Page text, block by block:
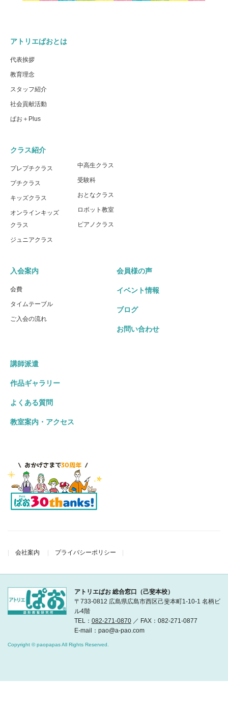
アトリエぱおとは
代表挨拶
教育理念
スタッフ紹介
社会貢献活動
ぱお＋Plus
クラス紹介
プレプチクラス
プチクラス
キッズクラス
オンラインキッズ
クラス
ジュニアクラス
中高生クラス
受験科
おとなクラス
ロボット教室
ピアノクラス
入会案内
会費
タイムテーブル
ご入会の流れ
会員様の声
イベント情報
ブログ
お問い合わせ
講師派遣
作品ギャラリー
よくある質問
教室案内・アクセス
会社案内 プライバシーポリシー
アトリエぱお 総合窓口（己斐本校）
〒733-0812 広島県広島市西区己斐本町1-10-1 名柄ビ
ル4階
TEL： 082-271-0870／ FAX：082-271-0877
E-mail：pao@a-pao.com
Copyright © paopapas All Rights Reserved.